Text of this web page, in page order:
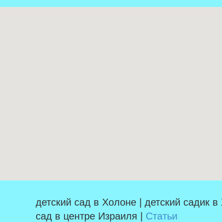
детский сад в Холоне | детский садик
сад в центре Израиля | Статьи